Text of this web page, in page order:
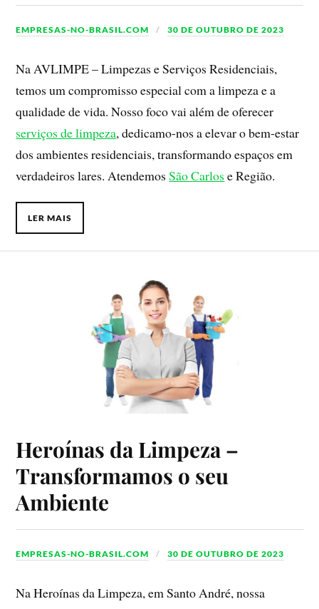
EMPRESAS-NO-BRASIL.COM 30 DE OUTUBRO DE 2023
Na AVLIMPE – Limpezas e Serviços Residenciais,
temos um compromisso especial com a limpeza e a
qualidade de vida. Nosso foco vai além de oferecer
serviços de limpeza, dedicamo-nos a elevar o bem-estar
dos ambientes residenciais, transformando espaços em
verdadeiros lares. AtendemosSão Carlose Região.
LER MAIS
Heroínas da Limpeza –
Transformamos o seu
Ambiente
EMPRESAS-NO-BRASIL.COM 30 DE OUTUBRO DE 2023
Na Heroínas da Limpeza, em Santo André, nossa